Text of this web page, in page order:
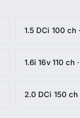
1.5 DCi 100 ch
1.6i 16v 110 ch
2.0 DCi 150 ch